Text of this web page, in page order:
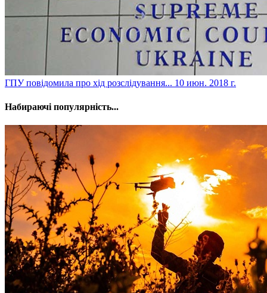
​ГПУ повідомила про хід розслідування... 10 июн. 2018 г.
Набираючі популярність...